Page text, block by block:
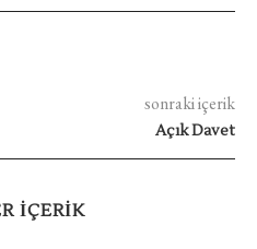
sonraki içerik
Açık Davet
IÇERIK